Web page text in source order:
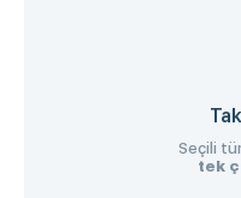
Seçili
tek